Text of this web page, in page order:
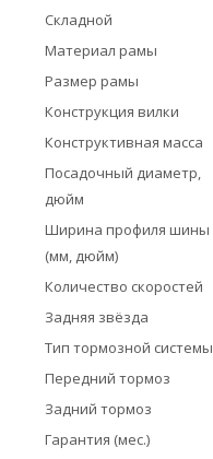
Складной
Материал рамы
Размер рамы
Конструкция вилки
Конструктивная масса
Посадочный диаметр,
дюйм
Ширина профиля шины
(мм, дюйм)
Количество скоростей
Задняя звёзда
Тип тормозной системы
Передний тормоз
Задний тормоз
Гарантия (мес.)